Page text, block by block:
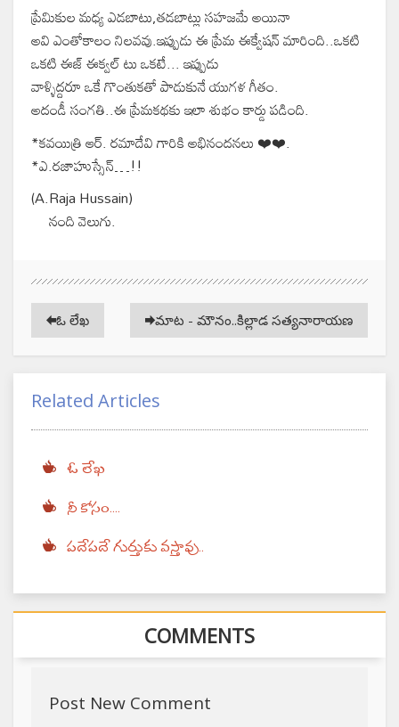
ప్రేమికుల మధ్య ఎడబాటు,తడబాట్లు సహజమే అయినా
అవి ఎంతోకాలం నిలవవు.ఇప్పుడు ఈ ప్రేమ ఈక్వేషన్ మారింది..ఒకటి
ఒకటి ఈజ్ ఈక్వల్ టు ఒకటే... ఇప్పుడు
వాళ్ళిద్దరూ ఒకే గొంతుకతో పాడుకునే యుగళ గీతం.
అదండీ సంగతి.‌.ఈ ప్రేమకథకు ఇలా శుభం కార్డు పడింది.
*కవయిత్రి ఆర్. రమాదేవి గారికి అభినందనలు ❤️❤️.
*ఎ.రజాహుస్సేన్…!!
(A.Raja Hussain)
నంది వెలుగు.
ఓ లేఖ మాట - మౌనం..కిల్లాడ సత్యనారాయణ
Related Articles
ఓ లేఖ
నీ కోసం....
పదేపదే గుర్తుకు వస్తావు..
COMMENTS
Post New Comment